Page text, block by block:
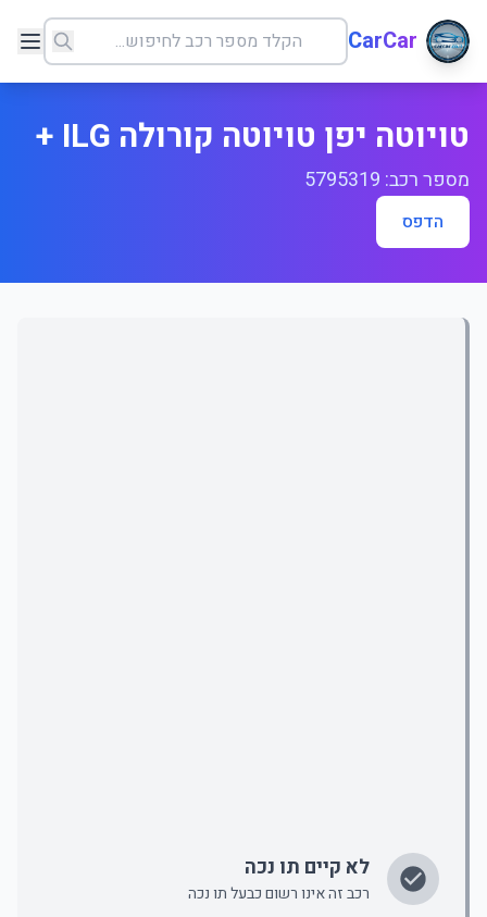
CarCar
טויוטה יפן טויוטה קורולה ILG +
מספר רכב: 5795319
הדפס
לא קיים תו נכה
רכב זה אינו רשום כבעל תו נכה